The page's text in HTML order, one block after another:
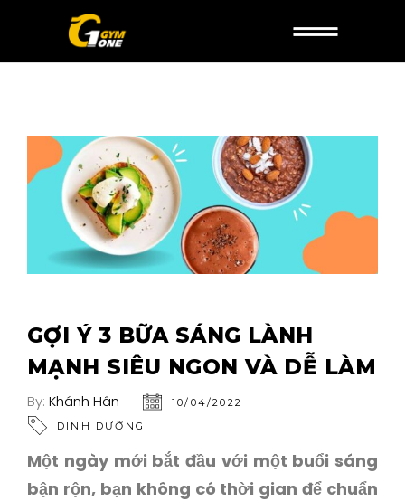
GỢI Ý 3 BỮA SÁNG LÀNH
MẠNH SIÊU NGON VÀ DỄ LÀM
By: Khánh Hân
10/04/2022
DINH DƯỠNG
Một ngày mới bắt đầu với một buổi sáng
bận rộn, bạn không có thời gian để chuẩn